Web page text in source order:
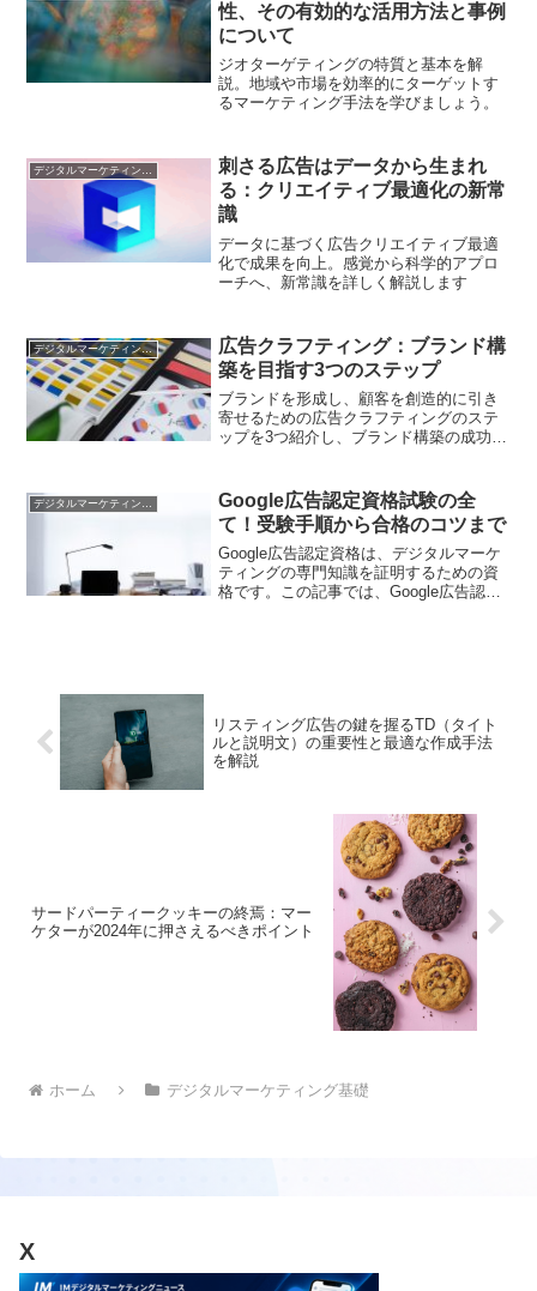
性、その有効的な活用方法と事例
について
ジオターゲティングの特質と基本を解
説。地域や市場を効率的にターゲットす
るマーケティング手法を学びましょう。
刺さる広告はデータから生まれ
る：クリエイティブ最適化の新常
識
データに基づく広告クリエイティブ最適
化で成果を向上。感覚から科学的アプロ
ーチへ、新常識を詳しく解説します
デジタルマーケティング基礎
広告クラフティング：ブランド構
築を目指す3つのステップ
ブランドを形成し、顧客を創造的に引き
寄せるための広告クラフティングのステ
ップを3つ紹介し、ブランド構築の成功に
デジタルマーケティング基礎
Google広告認定資格試験の全
て！受験手順から合格のコツまで
Google広告認定資格は、デジタルマーケ
ティングの専門知識を証明するための資
格です。この記事では、Google広告認定
リスティング広告の鍵を握るTD（タイト
ルと説明文）の重要性と最適な作成手法
を解説
サードパーティークッキーの終焉：マー
ケターが2024年に押さえるべきポイント
ホーム デジタルマーケティング基礎
X